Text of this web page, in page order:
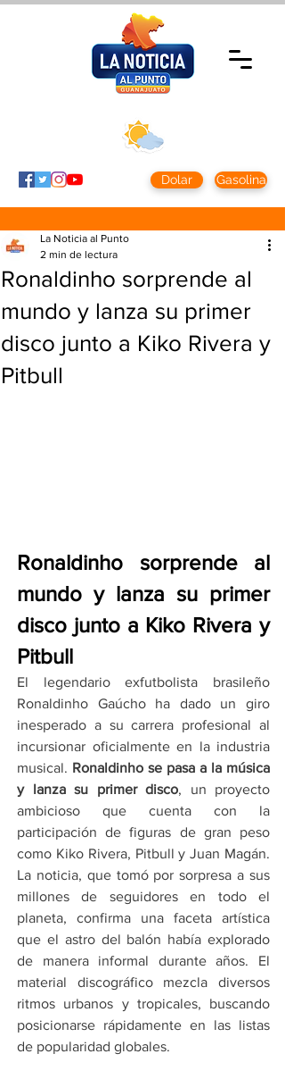
Dolar Gasolina
Ronaldinho sorprende al
mundo y lanza su primer
disco junto a Kiko Rivera y
Pitbull
La Noticia al Punto
2 min de lectura
Ronaldinho sorprende al
mundo y lanza su primer
disco junto a Kiko Rivera y
Pitbull
El legendario exfutbolista brasileño
Ronaldinho Gaúcho ha dado un giro
inesperado a su carrera profesional al
incursionar oficialmente en la industria
musical. Ronaldinho se pasa a la música
y lanza su primer disco, un proyecto
ambicioso que cuenta con la
participación de figuras de gran peso
como Kiko Rivera, Pitbull y Juan Magán.
La noticia, que tomó por sorpresa a sus
millones de seguidores en todo el
planeta, confirma una faceta artística
que el astro del balón había explorado
de manera informal durante años. El
material discográfico mezcla diversos
ritmos urbanos y tropicales, buscando
posicionarse rápidamente en las listas
de popularidad globales.